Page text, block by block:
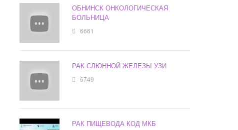
ОБНИНСК ОНКОЛОГИЧЕСКАЯ
БОЛЬНИЦА
6661
РАК СЛЮННОЙ ЖЕЛЕЗЫ УЗИ
6749
РАК ПИЩЕВОДА КОД МКБ